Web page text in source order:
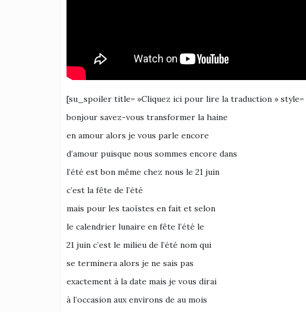
[su_spoiler title= »Cliquez ici pour lire la traduction » style=
bonjour savez-vous transformer la haine
en amour alors je vous parle encore
d’amour puisque nous sommes encore dans
l’été est bon même chez nous le 21 juin
c’est la fête de l’été
mais pour les taoïstes en fait et selon
le calendrier lunaire en fête l’été le
21 juin c’est le milieu de l’été nom qui
se terminera alors je ne sais pas
exactement à la date mais je vous dirai
à l’occasion aux environs de au mois